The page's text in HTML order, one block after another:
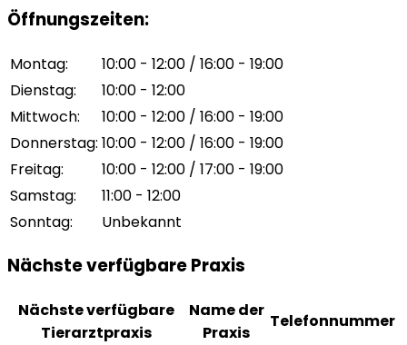
Öffnungszeiten:
Montag:
10:00 - 12:00 / 16:00 - 19:00
Dienstag:
10:00 - 12:00
Mittwoch:
10:00 - 12:00 / 16:00 - 19:00
Donnerstag: 10:00 - 12:00 / 16:00 - 19:00
Freitag:
10:00 - 12:00 / 17:00 - 19:00
Samstag:
11:00 - 12:00
Sonntag: Unbekannt
Nächste verfügbare Praxis
Nächste verfügbare
Tierarztpraxis
Name der
Praxis
Telefonnummer